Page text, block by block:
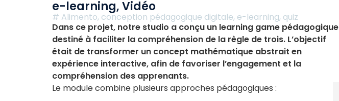
e-learning,Vidéo
# Alimento, conception pédagogique digitale, e-learning, quiz
Dans ce projet, notre studio a conçu un learning game pédagogique
destiné à faciliter la compréhension de la règle de trois. L’objectif
était de transformer un concept mathématique abstrait en
expérience interactive, afin de favoriser l’engagement et la
compréhension des apprenants.
Le module combine plusieurs approches pédagogiques :